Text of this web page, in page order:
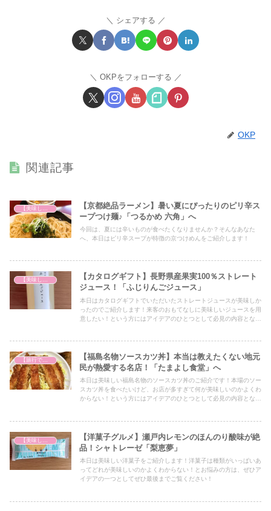
シェアする
OKPをフォローする
OKP
関連記事
【京都絶品ラーメン】暑い夏にぴったりのピリ辛ス
ープつけ麺♪「つるかめ 六角」へ
今回は、夏には辛いものが食べたくなりませんか？そんなあなた
へ、本日はピリ辛スープが特徴の京つけめんをご紹介します！
【カタログギフト】長野県産果実100％ストレート
ジュース！「ふじりんごジュース」
本日はカタログギフトでいただいたストレートジュースが美味しか
ったのでご紹介します！来客のおもてなしに美味しいジュースを用
意したい！という方にはアイデアのひとつとして必見の内容となっ
【福島名物ソースカツ丼】本当は教えたくない地元
民が熱愛する名店！「たまよし食堂」へ
本日は美味しい福島名物のソースカツ丼のご紹介です！本場のソー
スカツ丼を食べたいけど、お店が多すぎて何が美味しいのかよくわ
からない！という方にはアイデアのひとつとして必見の内容となっ
【洋菓子グルメ】瀬戸内レモンのほんのり酸味が絶
品！シャトレーゼ「梨恵夢」
本日は美味しい洋菓子をご紹介します！洋菓子は種類がいっぱいあ
ってどれが美味しいのかよくわからない！とお悩みの方は、ぜひア
イデアの一つとしてぜひ最後までご覧ください！